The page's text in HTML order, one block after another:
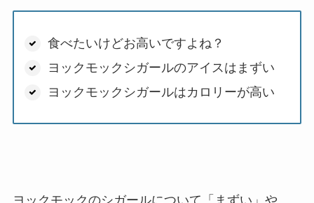
食べたいけどお高いですよね？
ヨックモックシガールのアイスはまずい
ヨックモックシガールはカロリーが高い